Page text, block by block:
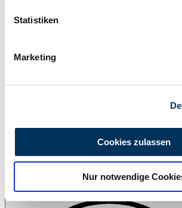
können
bestimmten Merkmalen
Erfahren Sie mehr darüber, wie Ihre
analysieren. Außerdem geben wir
Verwendung unserer Website an unsere
soziale Medien, Werbung und Analysen
Statistiken
Marketing
Cookies zulassen
Nur notwendige
Drucken